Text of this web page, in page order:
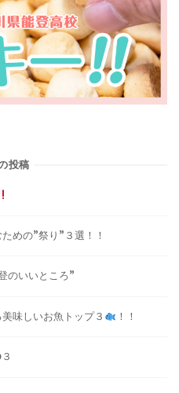
投稿
めの”祭り”３選！！
のいいところ”
味しいお魚トップ３ ！！